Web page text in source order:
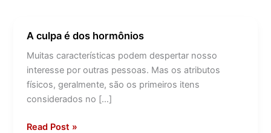
A culpa é dos hormônios
Muitas características podem despertar nosso
interesse por outras pessoas. Mas os atributos
físicos, geralmente, são os primeiros itens
considerados no […]
A
culpa
é
dos
hormônios
Read Post »